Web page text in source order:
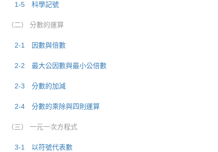
1-5 科學記號
（二） 分數的運算
2-1 因數與倍數
2-2 最大公因數與最小公倍數
2-3 分數的加減
2-4 分數的乘除與四則運算
（三） 一元一次方程式
3-1 以符號代表數